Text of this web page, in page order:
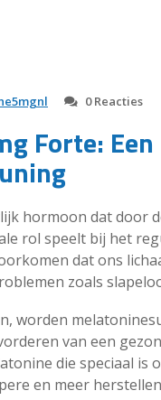
0 Reacties
Forte:
hormoon dat door
rol speelt bij het
dat ons
zoals
worden
van een
die speciaal is
en meer